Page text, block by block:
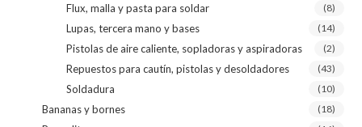
Flux, malla y pasta para soldar (8)
Lupas, tercera mano y bases (14)
Pistolas de aire caliente, sopladoras y aspiradoras (2)
Repuestos para cautín, pistolas y desoldadores (43)
Soldadura (10)
Bananas y bornes (18)